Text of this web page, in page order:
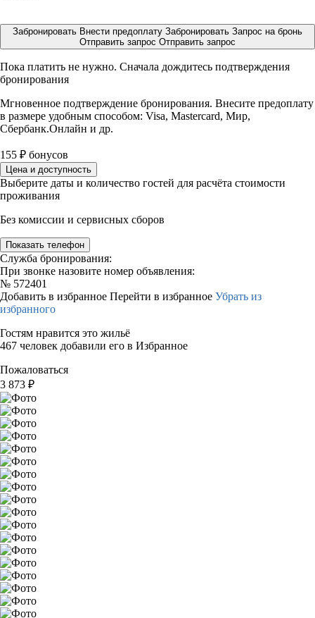
Забронировать Внести предоплату Забронировать Запрос на бронь
Отправить запрос Отправить запрос
Пока платить не нужно. Сначала дождитесь подтверждения
бронирования
Мгновенное подтверждение бронирования. Внесите предоплату
в размере удобным способом: Visa, Mastercard, Мир,
Сбербанк.Онлайн и др.
155 ₽ бонусов
Цена и доступность
Выберите даты и количество гостей для расчёта стоимости
проживания
Без комиссии и сервисных сборов
Показать телефон
Служба бронирования:
При звонке назовите номер объявления:
№ 572401
Добавить в избранное Перейти в избранное Убрать из
избранного
Гостям нравится это жильё
467 человек добавили его в Избранное
Пожаловаться
3 873 ₽